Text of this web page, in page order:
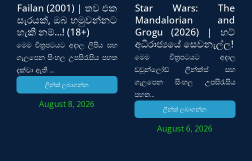
Failan (2001) | තව එක
සැරයක්, ඔබ හමුවන්නට
හැකි නම්…! (18+)
මෙම චිත්‍රපටයට අදාල ලිපිය සහ
ගැලපෙන සිංහල උපසිරැසිය පහත
දක්වා ඇති ...
ලින්ක් ලබාගන්න
August 8, 2026
Star Wars: The
Mandalorian and
Grogu (2026) | හට්
අධිරාජ්‍යයේ සෙවනැල්ල!
මෙම චිත්‍රපටයට අදාල
ඩවුන්ලෝඩ් ලින්ක්ස් සහ
ගැලපෙන සිංහල උපසිරැසිය
පහත...
ලින්ක් ලබාගන්න
August 6, 2026